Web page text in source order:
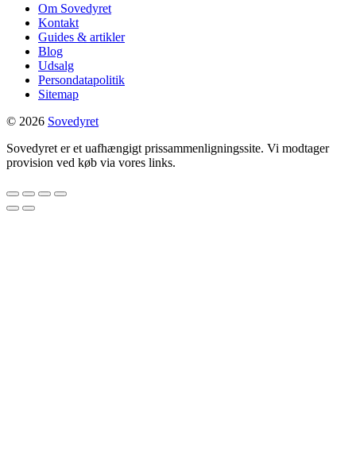
Om Sovedyret
Kontakt
Guides & artikler
Blog
Udsalg
Persondatapolitik
Sitemap
© 2026 Sovedyret
Sovedyret er et uafhængigt prissammenligningssite. Vi modtager
provision ved køb via vores links.